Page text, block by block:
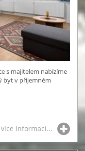
s majitelem nabízíme
byt v příjemném
více informací...